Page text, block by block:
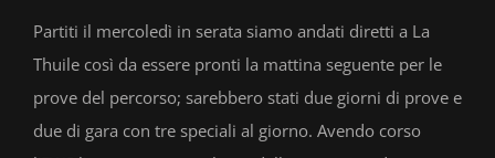
Partiti il mercoledì in serata siamo andati diretti a La
Thuile così da essere pronti la mattina seguente per le
prove del percorso; sarebbero stati due giorni di prove e
due di gara con tre speciali al giorno. Avendo corso